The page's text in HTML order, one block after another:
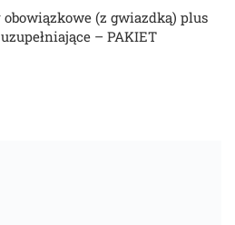
(z gwiazdką) plus
– PAKIET